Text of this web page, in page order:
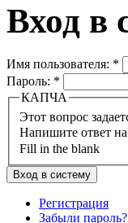
Вход в
Имя пользователя: *
Пароль: *
КАПЧА
Напишите ответ
Fill in the blank
Регистрация
Забыли пароль?